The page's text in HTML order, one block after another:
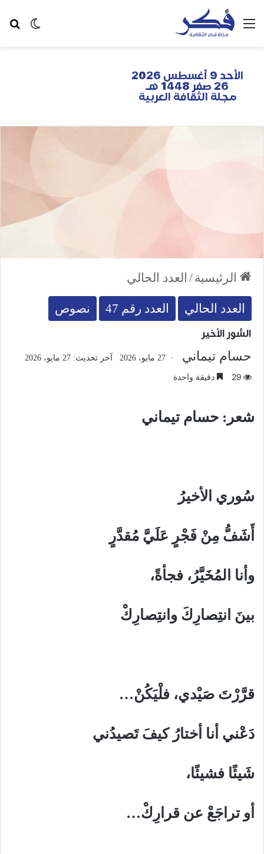
الأحد 9 أغسطس 2026
26 صفر 1448 هـ
مجلة الثقافة العربية
الرئيسية/ العدد الحالي
العدد الحالي العدد رقم 47 نصوص
السُّور الأخير
حسام تيماني 27 مايو، 2026 آخر تحديث: 27 مايو، 2026
29 دقيقة واحدة
شعر: حسام تيماني
سُوري الأخيرُ
أَشَفُّ مِنْ فَجْرٍ عَلَيَّ مُقدَّرٍ
وأنا المُخَيَّرُ، فجأةً،
بينَ انتِصارِكَ وانتِصارِكْ
قرَّرْتَ صَيْدي، فلْيَكُنْ…
دَعْني أنا أختارُ كيفَ تَصيدُني
شَيئًا فشيئًا،
أو تراجَعْ عن قرارِكْ…